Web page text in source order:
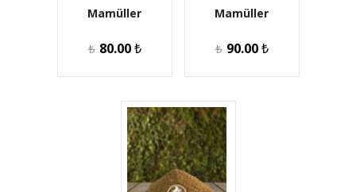
Mamüller
₺ 80.00₺
Mamüller
₺ 90.00₺